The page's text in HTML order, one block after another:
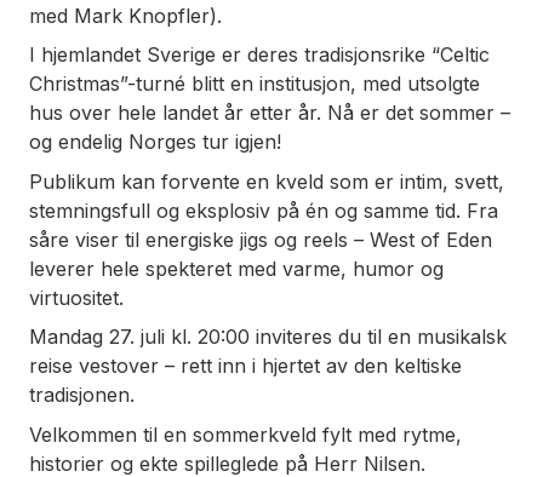
med Mark Knopfler).
I hjemlandet Sverige er deres tradisjonsrike “Celtic
Christmas”-turné blitt en institusjon, med utsolgte
hus over hele landet år etter år. Nå er det sommer –
og endelig Norges tur igjen!
Publikum kan forvente en kveld som er intim, svett,
stemningsfull og eksplosiv på én og samme tid. Fra
såre viser til energiske jigs og reels – West of Eden
leverer hele spekteret med varme, humor og
virtuositet.
Mandag 27. juli kl. 20:00 inviteres du til en musikalsk
reise vestover – rett inn i hjertet av den keltiske
tradisjonen.
Velkommen til en sommerkveld fylt med rytme,
historier og ekte spilleglede på Herr Nilsen.